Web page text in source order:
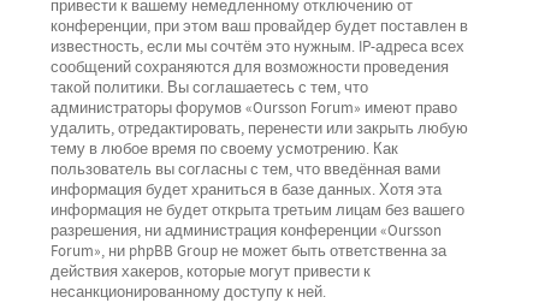
привести к вашему немедленному отключению от
конференции, при этом ваш провайдер будет поставлен в
известность, если мы сочтём это нужным. IP-адреса всех
сообщений сохраняются для возможности проведения
такой политики. Вы соглашаетесь с тем, что
администраторы форумов «Oursson Forum» имеют право
удалить, отредактировать, перенести или закрыть любую
тему в любое время по своему усмотрению. Как
пользователь вы согласны с тем, что введённая вами
информация будет храниться в базе данных. Хотя эта
информация не будет открыта третьим лицам без вашего
разрешения, ни администрация конференции «Oursson
Forum», ни phpBB Group не может быть ответственна за
действия хакеров, которые могут привести к
несанкционированному доступу к ней.